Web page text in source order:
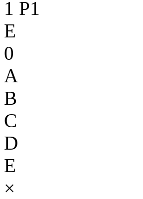
1 P1
E
0
A
B
C
D
E
×